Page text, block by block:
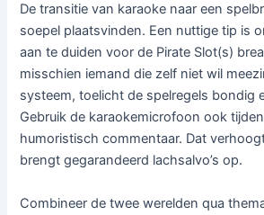
De transitie van karaoke naar een
soepel plaatsvinden. Een nuttige tip is
aan te duiden voor de Pirate Slot(s)
misschien iemand die zelf niet wil
systeem, toelicht de spelregels bondig
Gebruik de karaokemicrofoon ook
humoristisch commentaar. Dat
brengt gegarandeerd lachsalvo’s op.
Combineer de twee werelden qua